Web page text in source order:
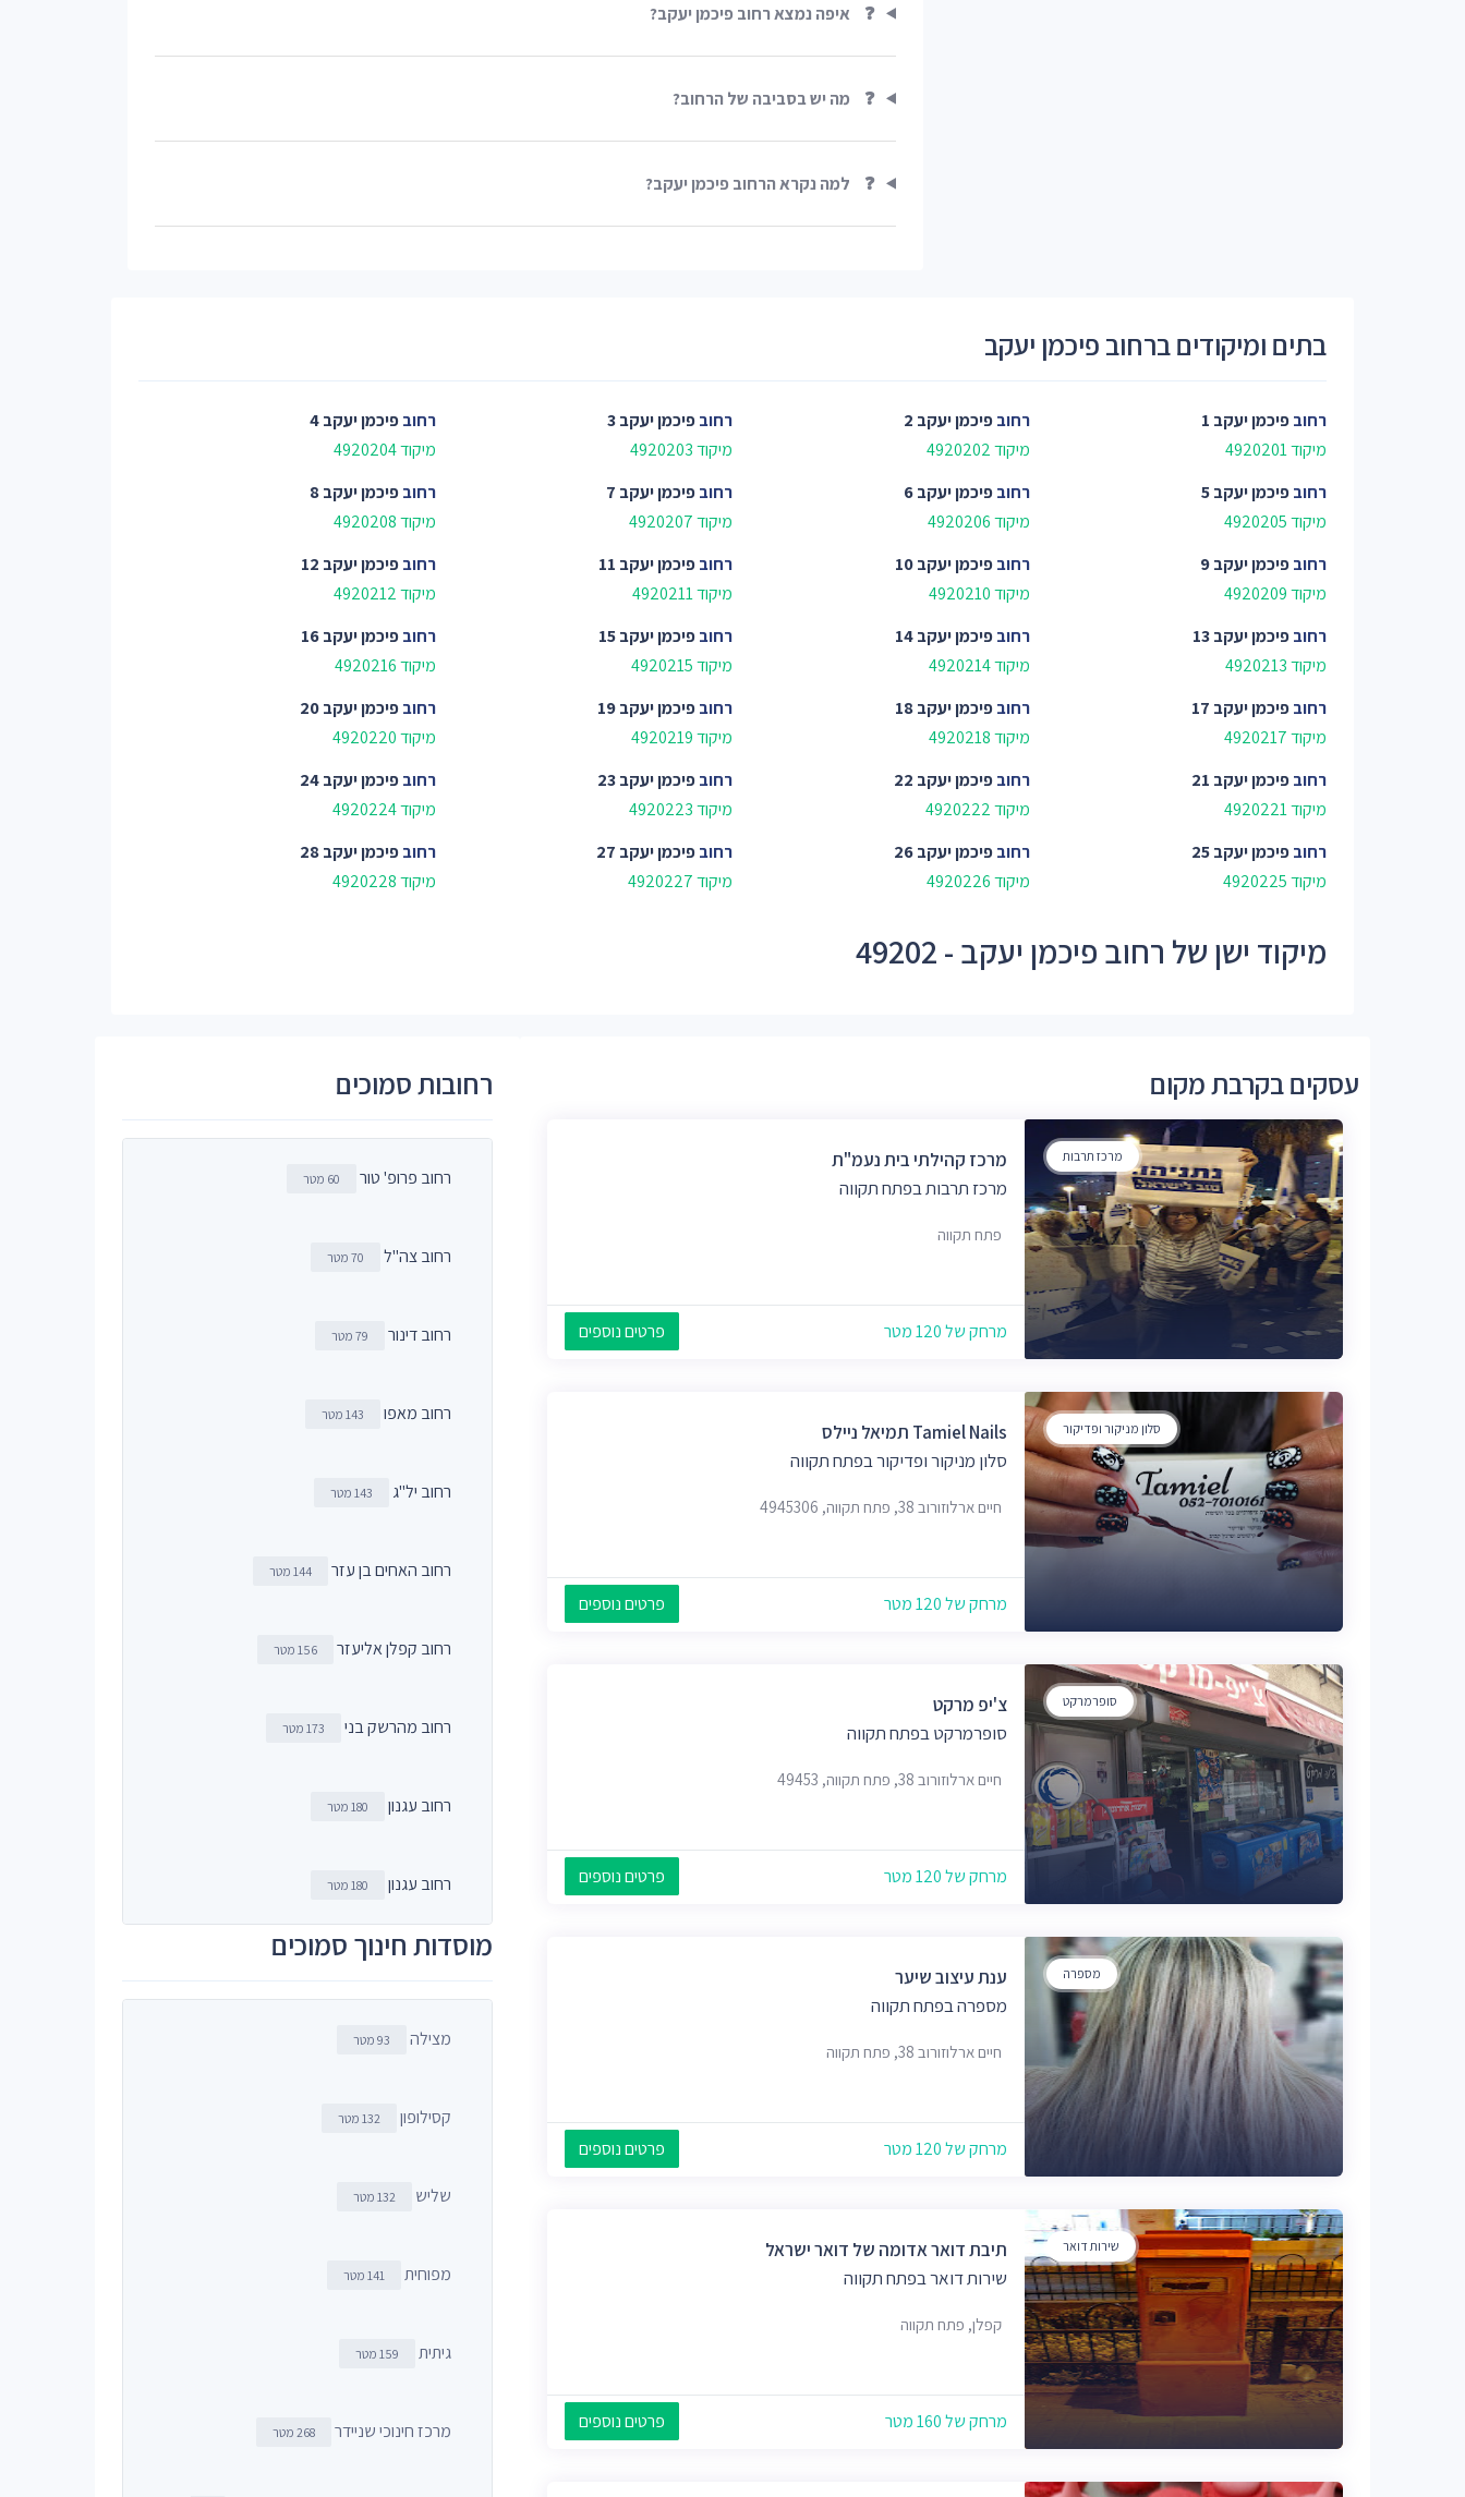
❓ איפה נמצא רחוב פיכמן יעקב?
❓ מה יש בסביבה של הרחוב?
❓ למה נקרא הרחוב פיכמן יעקב?
בתים ומיקודים ברחוב פיכמן יעקב
רחובפיכמן יעקב 1
מיקוד 4920201
רחובפיכמן יעקב 2
מיקוד 4920202
רחובפיכמן יעקב 3
מיקוד 4920203
רחובפיכמן יעקב 4
מיקוד 4920204
רחובפיכמן יעקב 5
מיקוד 4920205
רחובפיכמן יעקב 6
מיקוד 4920206
רחובפיכמן יעקב 7
מיקוד 4920207
רחובפיכמן יעקב 8
מיקוד 4920208
רחובפיכמן יעקב 9
מיקוד 4920209
רחובפיכמן יעקב 10
מיקוד 4920210
רחובפיכמן יעקב 11
מיקוד 4920211
רחובפיכמן יעקב 12
מיקוד 4920212
רחובפיכמן יעקב 13
מיקוד 4920213
רחובפיכמן יעקב 14
מיקוד 4920214
רחובפיכמן יעקב 15
מיקוד 4920215
רחובפיכמן יעקב 16
מיקוד 4920216
רחובפיכמן יעקב 17
מיקוד 4920217
רחובפיכמן יעקב 18
מיקוד 4920218
רחובפיכמן יעקב 19
מיקוד 4920219
רחובפיכמן יעקב 20
מיקוד 4920220
רחובפיכמן יעקב 21
מיקוד 4920221
רחובפיכמן יעקב 22
מיקוד 4920222
רחובפיכמן יעקב 23
מיקוד 4920223
רחובפיכמן יעקב 24
מיקוד 4920224
רחובפיכמן יעקב 25
מיקוד 4920225
רחובפיכמן יעקב 26
מיקוד 4920226
רחובפיכמן יעקב 27
מיקוד 4920227
רחובפיכמן יעקב 28
מיקוד 4920228
מיקוד ישן של רחוב פיכמן יעקב - 49202
עסקים בקרבת מקום
מרכז תרבות
מרכז קהילתי בית נעמ"ת
מרכז תרבות בפתח תקווה
פתח תקווה
מרחק של 120 מטר פרטים נוספים
סלון מניקור ופדיקור
Tamiel Nails תמיאל ניילס
סלון מניקור ופדיקור בפתח תקווה
חיים ארלוזורוב 38, פתח תקווה, 4945306
מרחק של 120 מטר פרטים נוספים
סופרמרקט
צ'יפ מרקט
סופרמרקט בפתח תקווה
חיים ארלוזורוב 38, פתח תקווה, 49453
מרחק של 120 מטר פרטים נוספים
מספרה
ענת עיצוב שיער
מספרה בפתח תקווה
חיים ארלוזורוב 38, פתח תקווה
מרחק של 120 מטר פרטים נוספים
שירות דואר
תיבת דואר אדומה של דואר ישראל
שירות דואר בפתח תקווה
קפלן, פתח תקווה
מרחק של 160 מטר פרטים נוספים
רחובות סמוכים
רחוב פרופ' טור 60 מטר
רחוב צה"ל 70 מטר
רחוב דינור 79 מטר
רחוב מאפו 143 מטר
רחוב יל"ג 143 מטר
רחוב האחים בן עזר 144 מטר
רחוב קפלן אליעזר 156 מטר
רחוב מהרשק בני 173 מטר
רחוב עגנון 180 מטר
רחוב עגנון 180 מטר
מוסדות חינוך סמוכים
מצילה 93 מטר
קסילופון 132 מטר
שליש 132 מטר
מפוחית 141 מטר
גיתית 159 מטר
מרכז חינוכי שניידר 268 מטר